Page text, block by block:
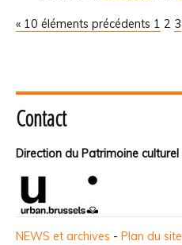
« 10 éléments précédents 1 2 3
Contact
Direction du Patrimoine culturel
NEWS et archives - Plan du site